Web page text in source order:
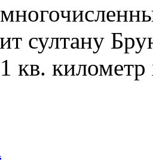
султану
кв. километр